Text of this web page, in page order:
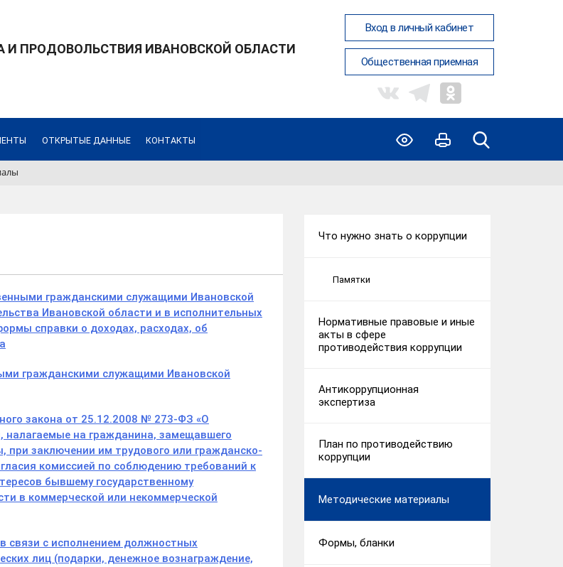
И ПРОДОВОЛЬСТВИЯ ИВАНОВСКОЙ ОБЛАСТИ
Вход в личный кабинет
Общественная приемная
ОТКРЫТЫЕ ДАННЫЕ КОНТАКТЫ
гражданскими служащими Ивановской
Ивановской области и в исполнительных
справки о доходах, расходах, об
гражданскими служащими Ивановской
закона от 25.12.2008 № 273-ФЗ «О
налагаемые на гражданина, замещавшего
при заключении им трудового или гражданско-
комиссией по соблюдению требований к
бывшему государственному
в коммерческой или некоммерческой
связи с исполнением должностных
лиц (подарки, денежное вознаграждение,
Что нужно знать о коррупции
Памятки
Нормативные правовые и иные
акты в сфере
противодействия коррупции
Антикоррупционная
экспертиза
План по противодействию
коррупции
Методические материалы
Формы, бланки